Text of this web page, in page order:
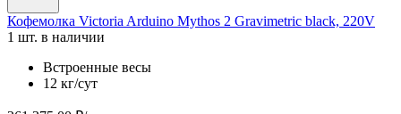
Кофемолка Victoria Arduino Mythos 2 Gravimetric black, 220V
1 шт. в наличии
Встроенные весы
12 кг/сут